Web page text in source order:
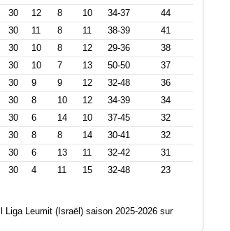
30 12 8 10 34-37
44
30 11 8 11 38-39
41
30 10 8 12 29-36
38
30 10 7 13 50-50
37
30 9 9 12 32-48
36
30 8 10 12 34-39
34
30 6 14 10 37-45
32
30 8 8 14 30-41
32
30 6 13 11 32-42
31
30 4 11 15 32-48 23
Leumit (Israël) saison 2025-2026 sur